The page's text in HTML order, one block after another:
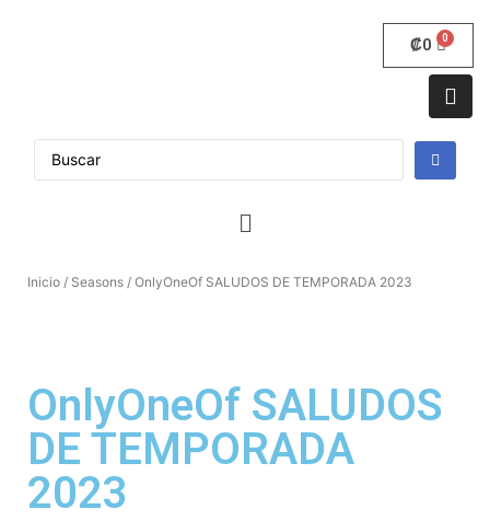
₡0
Inicio / Seasons / OnlyOneOf SALUDOS DE TEMPORADA 2023
OnlyOneOf SALUDOS
DE TEMPORADA
2023